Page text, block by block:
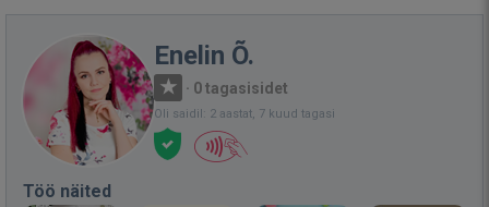
Enelin Õ.
· 0 tagasisidet
Oli saidil: 2 aastat, 7 kuud tagasi
Töö näited